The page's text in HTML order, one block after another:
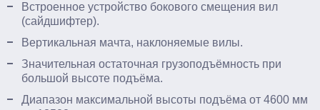
Встроенное устройство бокового смещения вил
(сайдшифтер).
Вертикальная мачта, наклоняемые вилы.
Значительная остаточная грузоподъёмность при
большой высоте подъёма.
Диапазон максимальной высоты подъёма от 4600 мм